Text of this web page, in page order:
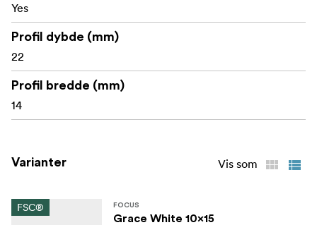
Yes
Profil dybde (mm)
22
Profil bredde (mm)
14
Varianter Vis som
FSC® FOCUS
Grace White 10x15